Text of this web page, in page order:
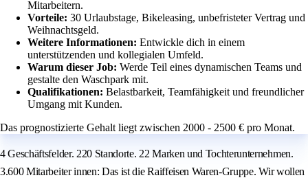
Mitarbeitern.
Vorteile: 30 Urlaubstage, Bikeleasing, unbefristeter Vertrag und
Weihnachtsgeld.
Weitere Informationen: Entwickle dich in einem
unterstützenden und kollegialen Umfeld.
Warum dieser Job: Werde Teil eines dynamischen Teams und
gestalte den Waschpark mit.
Qualifikationen: Belastbarkeit, Teamfähigkeit und freundlicher
Umgang mit Kunden.
Das prognostizierte Gehalt liegt zwischen 2000 - 2500 € pro Monat.
4 Geschäftsfelder. 220 Standorte. 22 Marken und Tochterunternehmen.
3.600 Mitarbeiter innen: Das ist die Raiffeisen Waren-Gruppe. Wir wollen